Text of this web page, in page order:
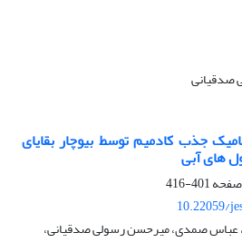
صدقیانی
جذب کادمیم توسط بیوچار بقایای
های آبی
401-416
10.22059/
عباس صمدی، میرحسن رسولی صدقیانی،